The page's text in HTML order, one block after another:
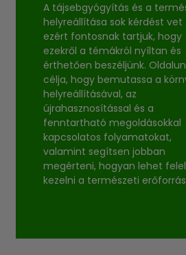
A tájsebgyógyítás és a
helyreállítása sok kérdést vet
ezért fontosnak tartjuk, hogy
ezekről a témákról nyíltan és
érthetően beszéljünk.
célja, hogy bemutassa a
helyreállításával, az
újrahasznosítással és a
fenntartható megoldásokkal
kapcsolatos folyamatokat,
valamint segítsen jobban
megérteni, hogyan lehet
kezelni a természeti